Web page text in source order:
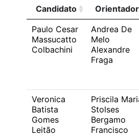
Candidato Orientador
Paulo Cesar
Massucatto
Colbachini
Andrea De
Melo
Alexandre
Fraga
Veronica
Batista
Gomes
Leitão
Priscila
Stolses
Bergamo
Francisco